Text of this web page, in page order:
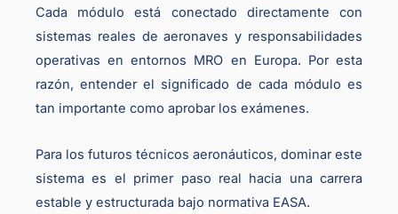
Cada módulo está conectado directamente con
sistemas reales de aeronaves y responsabilidades
operativas en entornos MRO en Europa. Por esta
razón, entender el significado de cada módulo es
tan importante como aprobar los exámenes.
Para los futuros técnicos aeronáuticos, dominar este
sistema es el primer paso real hacia una carrera
estable y estructurada bajo normativa EASA.